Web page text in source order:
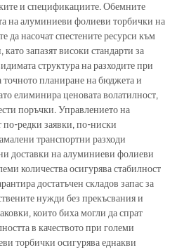
и спецификациите. Обемните
на алуминиеви фолиеви торбички на
да насочат спестените ресурси към
запазят високи стандарти за
структура на разходите при
точното планиране на бюджета и
елиминира ценовата волатилност,
поръчки. Управлението на
по-редки заявки, по-ниски
транспортни разходи
доставки на алуминиеви фолиеви
количества осигурява стабилност
достатъчен складов запас за
нужди без прекъсвания и
които биха могли да спрат
в качеството при големи
торбички осигурява еднакви